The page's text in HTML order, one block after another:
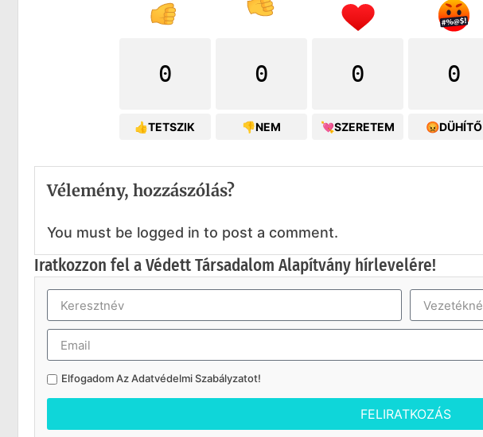
0
👍TETSZIK
0
👎NEM
0
💘SZERETEM
0
😡DÜHÍTŐ
Vélemény, hozzászólás?
You must be logged in to post a comment.
Iratkozzon fel a Védett Társadalom Alapítvány hírlevelére!
Elfogadom AzAdatvédelmi Szabályzatot!
FELIRATKOZÁS